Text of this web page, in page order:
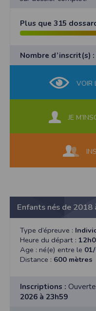
Plus que 315
Nombre d’inscrit(s) :
VOIR
JE
Enfants nés de 2018
Type d’épreuve :
Heure du départ :
Age : né(e) entre le
Distance : 600 mètres
Inscriptions :
2026 à 23h59